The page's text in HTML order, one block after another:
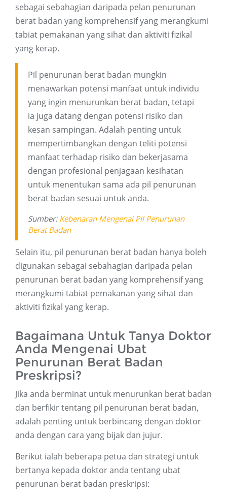
sebagai sebahagian daripada pelan penurunan
berat badan yang komprehensif yang merangkumi
tabiat pemakanan yang sihat dan aktiviti fizikal
yang kerap.
Pil penurunan berat badan mungkin
menawarkan potensi manfaat untuk individu
yang ingin menurunkan berat badan, tetapi
ia juga datang dengan potensi risiko dan
kesan sampingan. Adalah penting untuk
mempertimbangkan dengan teliti potensi
manfaat terhadap risiko dan bekerjasama
dengan profesional penjagaan kesihatan
untuk menentukan sama ada pil penurunan
berat badan sesuai untuk anda.
Sumber: Kebenaran Mengenai Pil Penurunan
Berat Badan
Selain itu, pil penurunan berat badan hanya boleh
digunakan sebagai sebahagian daripada pelan
penurunan berat badan yang komprehensif yang
merangkumi tabiat pemakanan yang sihat dan
aktiviti fizikal yang kerap.
Bagaimana Untuk Tanya Doktor
Anda Mengenai Ubat
Penurunan Berat Badan
Preskripsi?
Jika anda berminat untuk menurunkan berat badan
dan berfikir tentang pil penurunan berat badan,
adalah penting untuk berbincang dengan doktor
anda dengan cara yang bijak dan jujur.
Berikut ialah beberapa petua dan strategi untuk
bertanya kepada doktor anda tentang ubat
penurunan berat badan preskripsi: